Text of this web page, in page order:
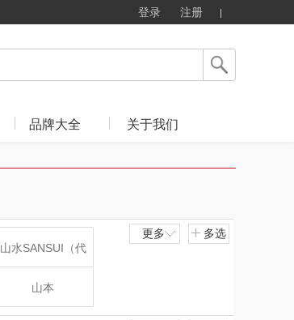
登录 注册
品牌大全 关于我们
山水SANSUI（代
理商）
山本
更多 多选